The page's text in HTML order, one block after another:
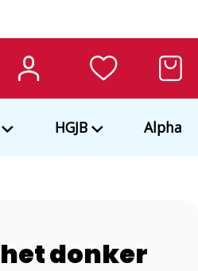
HGJB Alpha
donker